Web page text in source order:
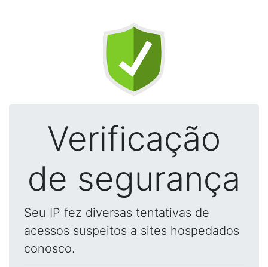
Verificação
de segurança
Seu IP fez diversas tentativas de
acessos suspeitos a sites hospedados
conosco.